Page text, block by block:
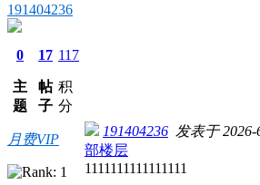
191404236
0
主
题
17
帖
子
117
积
分
月费VIP
191404236 发表于 2026-
部楼层
1111111111111111